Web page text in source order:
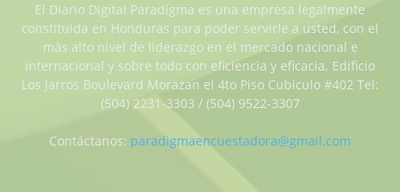
El Diario Digital Paradigma es una empresa legalmente
constituida en Honduras para poder servirle a usted, con el
más alto nivel de liderazgo en el mercado nacional e
internacional y sobre todo con eficiencia y eficacia. Edificio
Los Jarros Boulevard Morazan el 4to Piso Cubiculo #402 Tel:
(504) 2231-3303 / (504) 9522-3307
Contáctanos: paradigmaencuestadora@gmail.com